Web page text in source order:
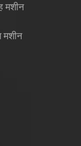
मशीन
मशीन